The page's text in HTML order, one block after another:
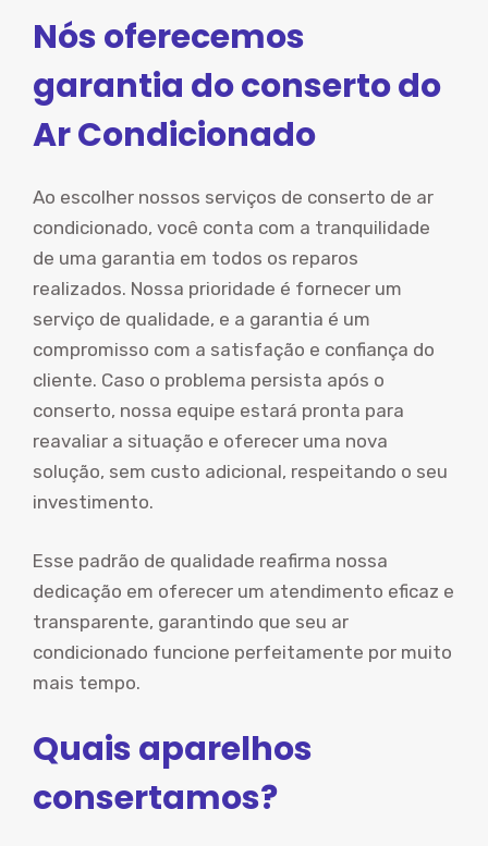
Nós oferecemos
garantia do conserto do
Ar Condicionado
Ao escolher nossos serviços de conserto de ar
condicionado, você conta com a tranquilidade
de uma garantia em todos os reparos
realizados. Nossa prioridade é fornecer um
serviço de qualidade, e a garantia é um
compromisso com a satisfação e confiança do
cliente. Caso o problema persista após o
conserto, nossa equipe estará pronta para
reavaliar a situação e oferecer uma nova
solução, sem custo adicional, respeitando o seu
investimento.
Esse padrão de qualidade reafirma nossa
dedicação em oferecer um atendimento eficaz e
transparente, garantindo que seu ar
condicionado funcione perfeitamente por muito
mais tempo.
Quais aparelhos
consertamos?